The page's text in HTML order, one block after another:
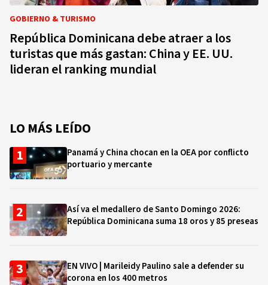
GOBIERNO & TURISMO
República Dominicana debe atraer a los
turistas que más gastan: China y EE. UU.
lideran el ranking mundial
LO MÁS LEÍDO
Panamá y China chocan en la OEA por conflicto
portuario y mercante
Así va el medallero de Santo Domingo 2026:
República Dominicana suma 18 oros y 85 preseas
EN VIVO | Marileidy Paulino sale a defender su
corona en los 400 metros